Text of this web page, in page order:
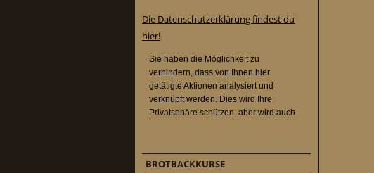
Die Datenschutzerklärung findest du
hier!
BROTBACKKURSE